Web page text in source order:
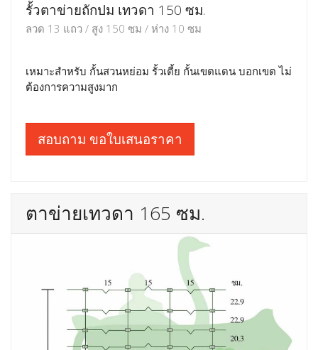
รั้วตาข่ายถักปม เทวดา 150 ซม.
ลวด 13 แถว / สูง 150 ซม / ห่าง 10 ซม
เหมาะสำหรับ กั้นสวนหย่อม รั้วเตี้ย กั้นเขตแดน บอกเขต ไม่
ต้องการความสูงมาก
สอบถาม ขอใบเสนอราคา
ตาข่ายเทวดา 165 ซม.